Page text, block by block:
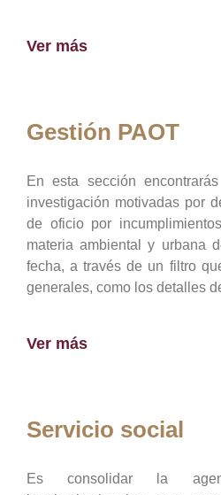
Ver más
Gestión PAOT
En esta sección
investigación motivadas por
de oficio por
materia ambiental y urbana
fecha, a través de un filtro
generales, como los detalles
Ver más
Servicio social
Es consolidar la